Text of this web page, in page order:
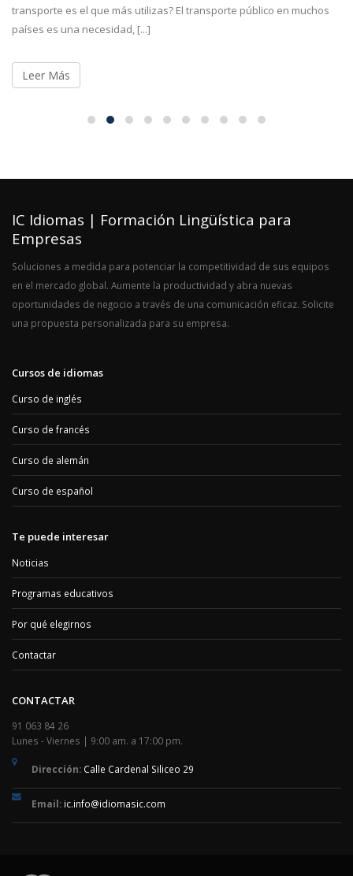
transporte es el que más utilizas? El transporte público en muchos
países es una necesidad, [...]
Leer Más
IC Idiomas | Formación Lingüística para
Empresas
Soluciones a medida para potenciar la competitividad de sus equipos
en el mercado global. Aumente la productividad y abra nuevas
oportunidades de negocio a través de una comunicación eficaz. Solicite
una propuesta personalizada para su empresa.
Cursos de idiomas
Curso de inglés
Curso de francés
Curso de alemán
Curso de español
Te puede interesar
Noticias
Programas educativos
Por qué elegirnos
Contactar
CONTACTAR
91 063 84 26
Lunes - Viernes | 9:00 am. a 17:00 pm.
Dirección: Calle Cardenal Siliceo 29
Email: ic.info@idiomasic.com